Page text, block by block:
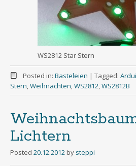
WS2812 Star Stern
Posted in: Basteleien | Tagged:
Stern Weihnachten WS2812 WS2812B
Lichtern
Posted 20.12.2012 by steppi